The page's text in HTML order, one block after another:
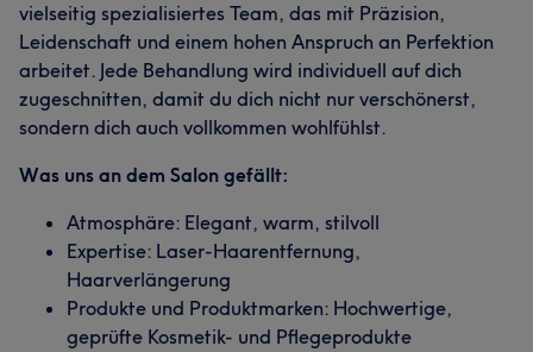
vielseitig spezialisiertes Team, das mit Präzision,
Leidenschaft und einem hohen Anspruch an Perfektion
arbeitet. Jede Behandlung wird individuell auf dich
zugeschnitten, damit du dich nicht nur verschönerst,
sondern dich auch vollkommen wohlfühlst.
Was uns an dem Salon gefällt:
Atmosphäre: Elegant, warm, stilvoll
Expertise: Laser-Haarentfernung,
Haarverlängerung
Produkte und Produktmarken: Hochwertige,
geprüfte Kosmetik- und Pflegeprodukte